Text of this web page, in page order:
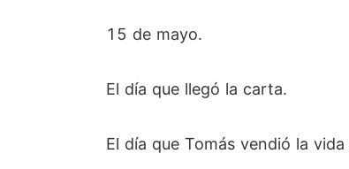
15 de mayo.
El día que llegó la carta.
El día que Tomás vendió la